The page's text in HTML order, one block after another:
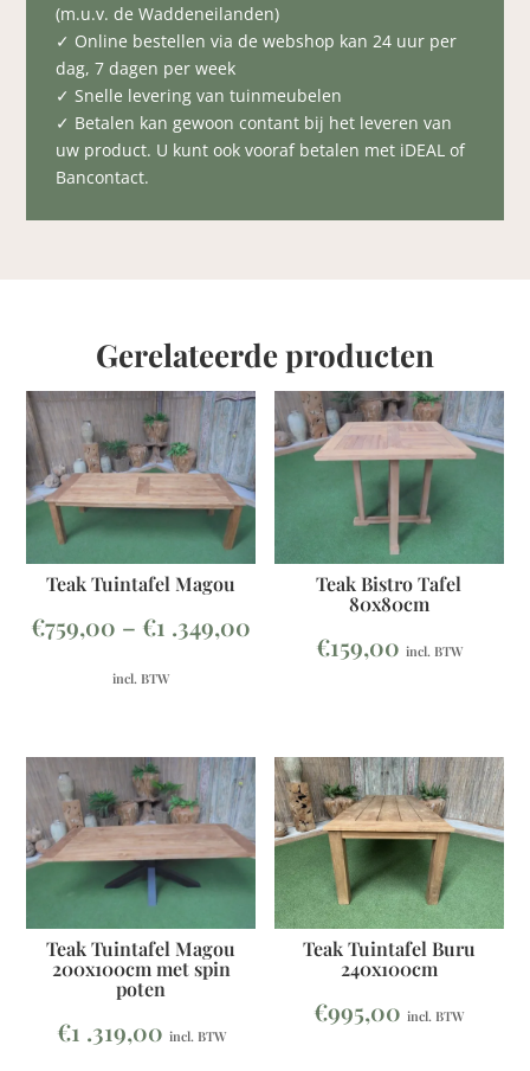
(m.u.v. de Waddeneilanden)
✓ Online bestellen via de webshop kan 24 uur per
dag, 7 dagen per week
✓ Snelle levering van tuinmeubelen
✓ Betalen kan gewoon contant bij het leveren van
uw product. U kunt ook vooraf betalen met iDEAL of
Bancontact.
Gerelateerde producten
Teak Tuintafel Magou
€759,00 – €1 .349,00
incl. BTW
Teak Bistro Tafel
80x80cm
€159,00 incl. BTW
Teak Tuintafel Magou
200x100cm met spin
poten
€1 .319,00 incl. BTW
Teak Tuintafel Buru
240x100cm
€995,00 incl. BTW